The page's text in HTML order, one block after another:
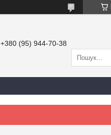
+380 (95) 944-70-38